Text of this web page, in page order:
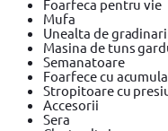
Foarfeca pentru vie
Mufa
Unealta de
Masina de tuns
Semanatoare
Foarfece cu
Stropitoare cu
Accesorii
Sera